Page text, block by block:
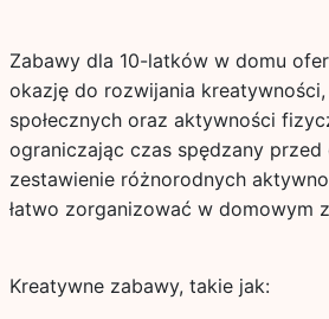
Zabawy dla 10-latków w domu
okazję do rozwijania
społecznych oraz aktywności
ograniczając czas spędzany przed
zestawienie różnorodnych
łatwo zorganizować w domowym
Kreatywne zabawy, takie jak: